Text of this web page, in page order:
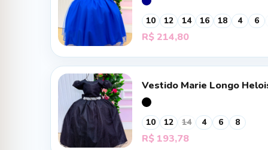
10 12 14 16 18 4 6
R$ 214,80
Vestido Marie Longo
10 12 14 4 6 8
R$ 193,78